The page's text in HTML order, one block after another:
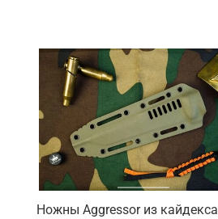
Ножны Aggressor из кайдекса